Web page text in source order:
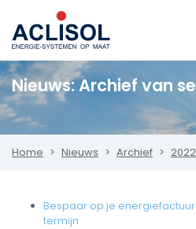
Nieuws: Archief van
Home Nieuws Archief 2022
Bespaar op je
termijn